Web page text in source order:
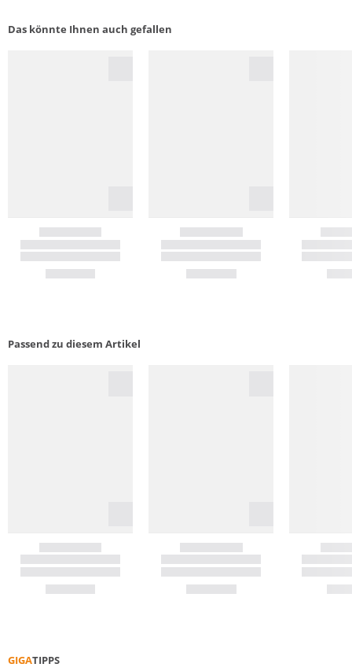
Das könnte Ihnen auch gefallen
Passend zu diesem Artikel
GIGATIPPS